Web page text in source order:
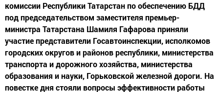
комиссии Республики Татарстан по обеспечению БДД
под председательством заместителя премьер-
министра Татарстана Шамиля Гафарова приняли
участие представители Госавтоинспекции, исполкомов
городских округов и районов республики, министерства
транспорта и дорожного хозяйства, министерства
образования и науки, Горьковской железной дороги. На
повестке дня стояли вопросы эффективности работы